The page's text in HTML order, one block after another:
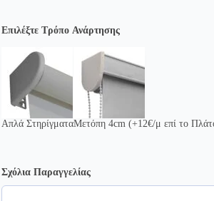
Επιλέξτε Τρόπο Ανάρτησης
Απλά ΣτηρίγματαΜετόπη 4cm (+12€/μ επί το
Σχόλια Παραγγελίας